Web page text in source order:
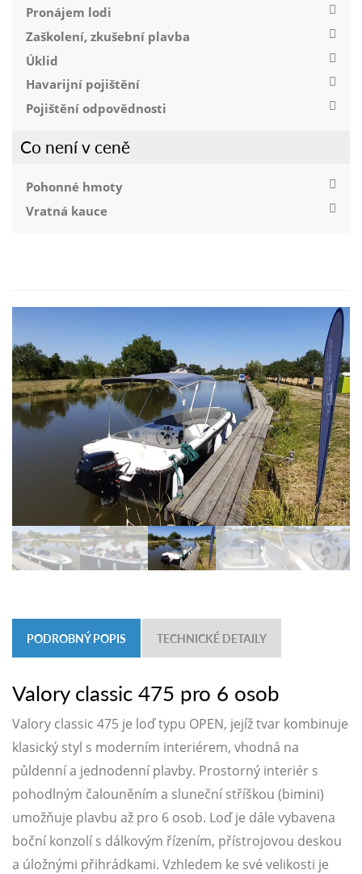
Pronájem lodi
Zaškolení, zkušební plavba
Úklid
Havarijní pojištění
Pojištění odpovědnosti
Co není v ceně
Pohonné hmoty
Vratná kauce
PODROBNÝ POPIS TECHNICKÉ DETAILY
Valory classic 475 pro 6 osob
Valory classic 475 je loď typu OPEN, jejíž tvar kombinuje
klasický styl s moderním interiérem, vhodná na
půldenní a jednodenní plavby. Prostorný interiér s
pohodlným čalouněním a sluneční stříškou (bimini)
umožňuje plavbu až pro 6 osob. Loď je dále vybavena
boční konzolí s dálkovým řízením, přístrojovou deskou
a úložnými přihrádkami. Vzhledem ke své velikosti je